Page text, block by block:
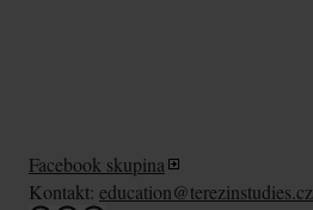
Facebook skupina
Kontakt: education@terezinstudies.cz